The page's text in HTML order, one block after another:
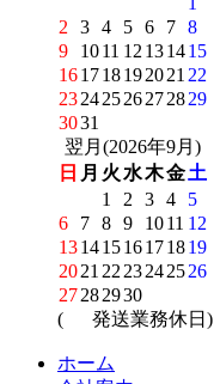
2
3 4 5 6 7 8
9
1011 12 131415
161718192021 22
23242526272829
3031
翌月(2026年9月)
日 月 火 水木金土
1
2 3 4
5
6
7 8 9 1011 12
13141516171819
2021 22 23242526
27282930
(
発送業務休日)
ホーム